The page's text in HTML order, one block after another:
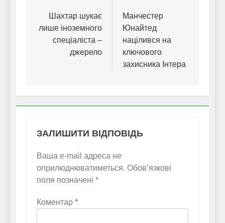
записів
Шахтар шукає
лише іноземного
спеціаліста –
джерело
Манчестер
Юнайтед
націлився на
ключового
захисника Інтера
ЗАЛИШИТИ ВІДПОВІДЬ
Ваша e-mail адреса не
оприлюднюватиметься. Обов’язкові
поля позначені *
Коментар *